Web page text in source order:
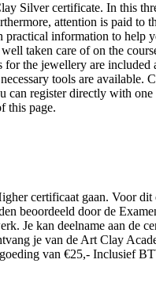
Silver certificate. In this
attention is paid to
information to help
taken care of on the
the jewellery are
tools are available.
can register directly with
this page.
certificaat gaan. Voor
beoordeeld door de
Je kan deelname aan de
je van de Art Clay
van €25,- Inclusief